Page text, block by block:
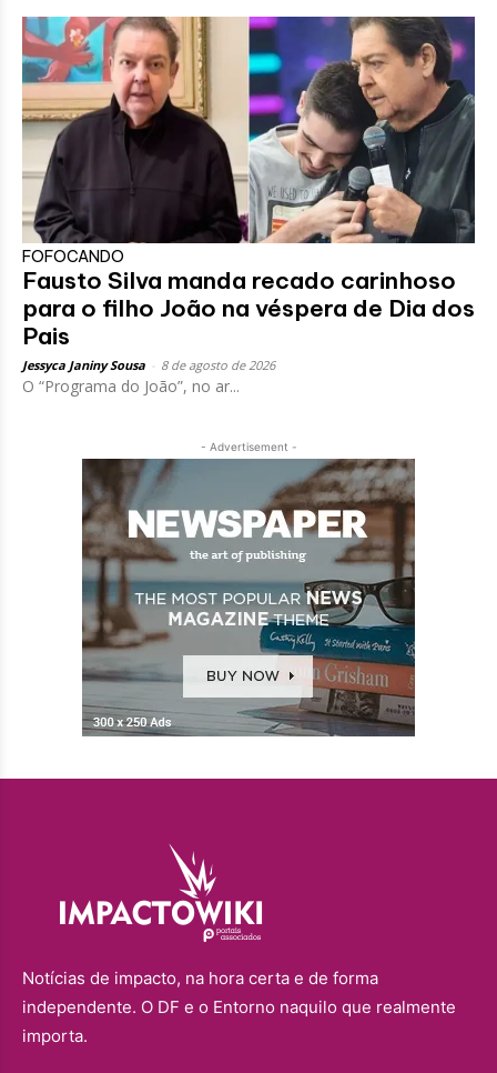
FOFOCANDO
Fausto Silva manda recado carinhoso
para o filho João na véspera de Dia dos
Pais
Jessyca Janiny Sousa 8 de agosto de 2026
O “Programa do João”, no ar...
- Advertisement -
Notícias de impacto, na hora certa e de forma
independente. O DF e o Entorno naquilo que realmente
importa.